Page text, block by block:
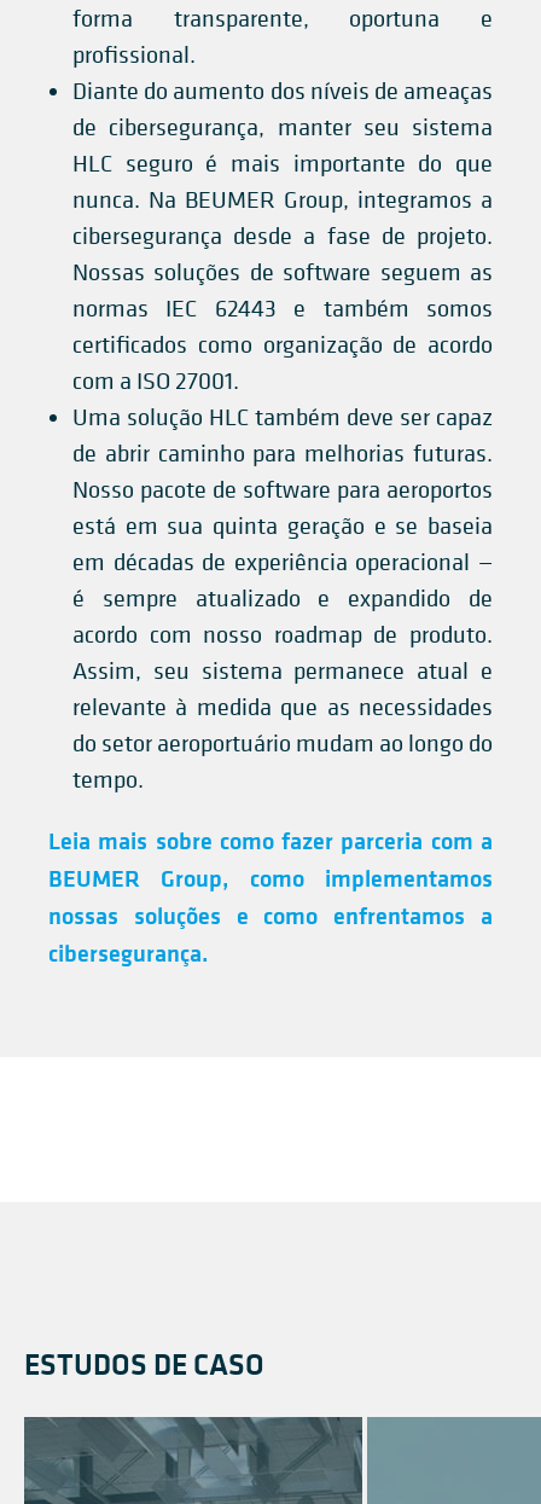
forma transparente, oportuna e
profissional.
Diante do aumento dos níveis de ameaças
de cibersegurança, manter seu sistema
HLC seguro é mais importante do que
nunca. Na BEUMER Group, integramos a
cibersegurança desde a fase de projeto.
Nossas soluções de software seguem as
normas IEC 62443 e também somos
certificados como organização de acordo
com a ISO 27001.
Uma solução HLC também deve ser capaz
de abrir caminho para melhorias futuras.
Nosso pacote de software para aeroportos
está em sua quinta geração e se baseia
em décadas de experiência operacional —
é sempre atualizado e expandido de
acordo com nosso roadmap de produto.
Assim, seu sistema permanece atual e
relevante à medida que as necessidades
do setor aeroportuário mudam ao longo do
tempo.
Leia mais sobre como fazer parceria com a
BEUMER Group, como implementamos
nossas soluções e como enfrentamos a
cibersegurança.
ESTUDOS DE CASO